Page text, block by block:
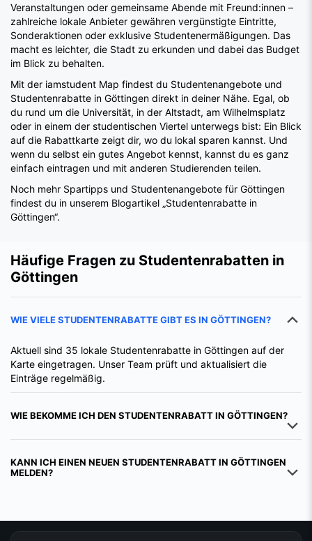
Veranstaltungen oder gemeinsame Abende mit Freund:innen –
zahlreiche lokale Anbieter gewähren vergünstigte Eintritte,
Sonderaktionen oder exklusive Studentenermäßigungen. Das
macht es leichter, die Stadt zu erkunden und dabei das Budget
im Blick zu behalten.
Mit der iamstudent Map findest du Studentenangebote und
Studentenrabatte in Göttingen direkt in deiner Nähe. Egal, ob
du rund um die Universität, in der Altstadt, am Wilhelmsplatz
oder in einem der studentischen Viertel unterwegs bist: Ein Blick
auf die Rabattkarte zeigt dir, wo du lokal sparen kannst. Und
wenn du selbst ein gutes Angebot kennst, kannst du es ganz
einfach eintragen und mit anderen Studierenden teilen.
Noch mehr Spartipps und Studentenangebote für Göttingen
findest du in unserem Blogartikel „Studentenrabatte in
Göttingen“.
Häufige Fragen zu Studentenrabatten in
Göttingen
WIE VIELE STUDENTENRABATTE GIBT ES IN GÖTTINGEN?
Aktuell sind 35 lokale Studentenrabatte in Göttingen auf der
Karte eingetragen. Unser Team prüft und aktualisiert die
Einträge regelmäßig.
WIE BEKOMME ICH DEN STUDENTENRABATT IN GÖTTINGEN?
KANN ICH EINEN NEUEN STUDENTENRABATT IN GÖTTINGEN
MELDEN?